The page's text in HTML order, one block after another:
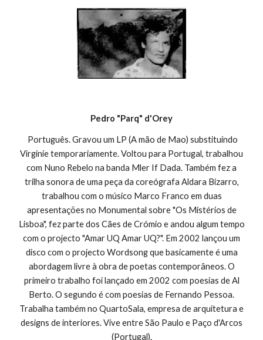
Pedro "Parq" d'Orey
Português. Gravou um LP (A mão de Mao) substituindo
Virginie temporariamente. Voltou para Portugal, trabalhou
com Nuno Rebelo na banda Mler If Dada. Também fez a
trilha sonora de uma peça da coreógrafa Aldara Bizarro,
trabalhou com o músico Marco Franco em duas
apresentações no Monumental sobre "Os Mistérios de
Lisboa", fez parte dos Cães de Crómio e andou algum tempo
com o projecto "Amar UQ Amar UQ?". Em 2002 lançou um
disco com o projecto Wordsong que basicamente é uma
abordagem livre à obra de poetas contemporâneos. O
primeiro trabalho foi lançado em 2002 com poesias de Al
Berto. O segundo é com poesias de Fernando Pessoa.
Trabalha também no QuartoSala, empresa de arquitetura e
designs de interiores. Vive entre São Paulo e Paço d'Arcos
(Portugal).